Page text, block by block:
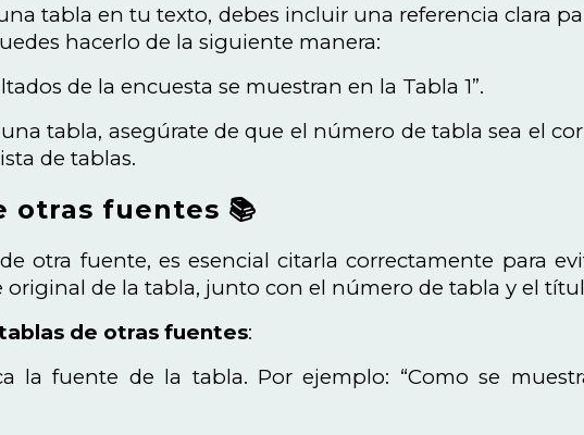
tabla en tu texto, debes incluir una referencia clara
hacerlo de la siguiente manera:
de la encuesta se muestran en la Tabla 1”.
tabla, asegúrate de que el número de tabla sea el
de tablas.
otras fuentes 📚
otra fuente, es esencial citarla correctamente para
de la tabla, junto con el número de tabla y el
de otras fuentes:
la fuente de la tabla. Por ejemplo: “Como se